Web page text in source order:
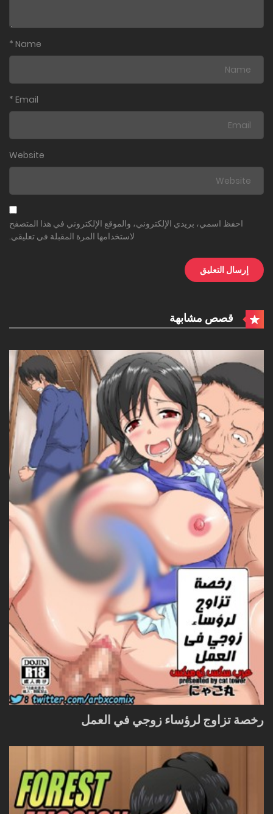
Name
*
Email
*
Website
احفظ اسمي، بريدي الإلكتروني، والموقع الإلكتروني في هذا المتصفح
لاستخدامها المرة المقبلة في تعليقي.
قصص مشابهة
رخصة تزاوج لرؤساء زوجي في العمل